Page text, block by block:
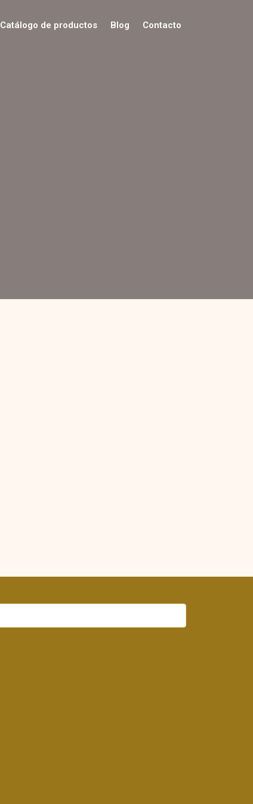
Catálogo de productos Blog
Contacto